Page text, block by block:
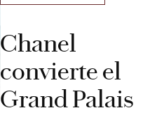
Chanel
convierte el
Grand Palais